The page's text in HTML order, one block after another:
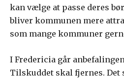
kan vælge at passe deres
bliver kommunen mere
som mange kommuner
I Fredericia går
Tilskuddet skal fjernes. Det